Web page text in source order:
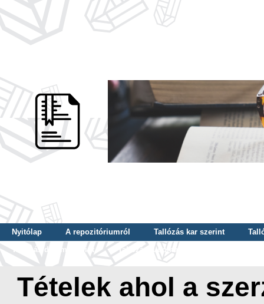
Nyitólap A repozitóriumról Tallózás kar szerint
Tallózás dátum szerint
Tallózás tudományterület szerint
Tételek ahol a